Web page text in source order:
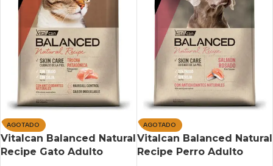
AGOTADO
Vitalcan Balanced Natural
Recipe Gato Adulto
AGOTADO
Vitalcan Balanced Natural
Recipe Perro Adulto